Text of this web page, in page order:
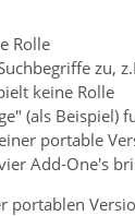
Rolle
zu,
keine Rolle
(als
portable
Add-One's
portablen